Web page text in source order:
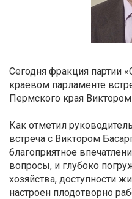
Сегодня фракция партии
краевом парламенте
Пермского края
Как отметил
встреча с Виктором
благоприятное
вопросы, и глубоко
хозяйства, доступности
настроен плодотворно